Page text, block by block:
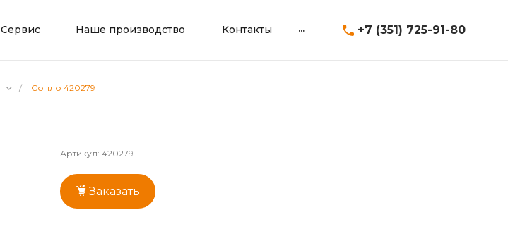
Сервис Наше производство Контакты ... +7 (351) 725-91-80
/ Сопло 420279
Артикул: 420279
Заказать